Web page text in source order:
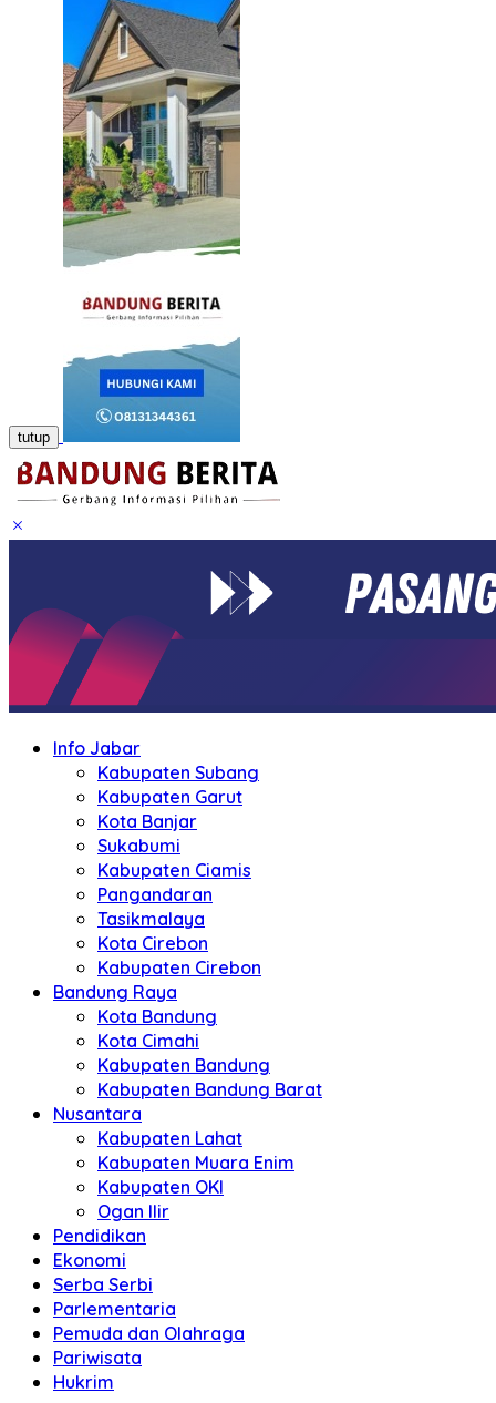
tutup
Info Jabar
Kabupaten Subang
Kabupaten Garut
Kota Banjar
Sukabumi
Kabupaten Ciamis
Pangandaran
Tasikmalaya
Kota Cirebon
Kabupaten Cirebon
Bandung Raya
Kota Bandung
Kota Cimahi
Kabupaten Bandung
Kabupaten Bandung Barat
Nusantara
Kabupaten Lahat
Kabupaten Muara Enim
Kabupaten OKI
Ogan Ilir
Pendidikan
Ekonomi
Serba Serbi
Parlementaria
Pemuda dan Olahraga
Pariwisata
Hukrim